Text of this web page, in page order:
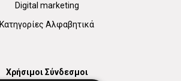
Digital marketing
Κατηγορίες Αλφαβητικά
Χρήσιμοι Σύνδεσμοι